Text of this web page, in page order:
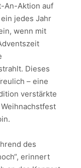
An-Aktion auf
jedes Jahr
wenn mit
Dieses
– eine
verstärkte
des
erinnert